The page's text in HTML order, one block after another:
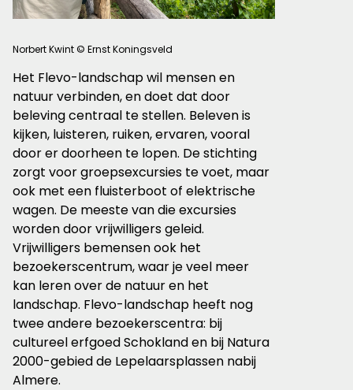
Norbert Kwint © Ernst Koningsveld
Het Flevo-landschap wil mensen en
natuur verbinden, en doet dat door
beleving centraal te stellen. Beleven is
kijken, luisteren, ruiken, ervaren, vooral
door er doorheen te lopen. De stichting
zorgt voor groepsexcursies te voet, maar
ook met een fluisterboot of elektrische
wagen. De meeste van die excursies
worden door vrijwilligers geleid.
Vrijwilligers bemensen ook het
bezoekerscentrum, waar je veel meer
kan leren over de natuur en het
landschap. Flevo-landschap heeft nog
twee andere bezoekerscentra: bij
cultureel erfgoed Schokland en bij Natura
2000-gebied de Lepelaarsplassen nabij
Almere.